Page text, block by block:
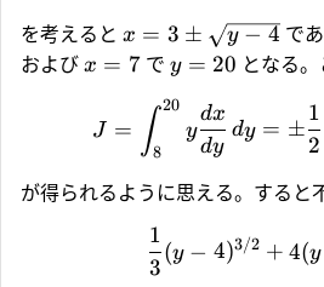
を考えると x = 3 ± y −4 で
および x = 7で y = 20 となる
J = ∫8
20
y
dy
dx
dy = ±
2
1
が得られるように思える。すると
3
1
(y − 4)3/2 + 4(y